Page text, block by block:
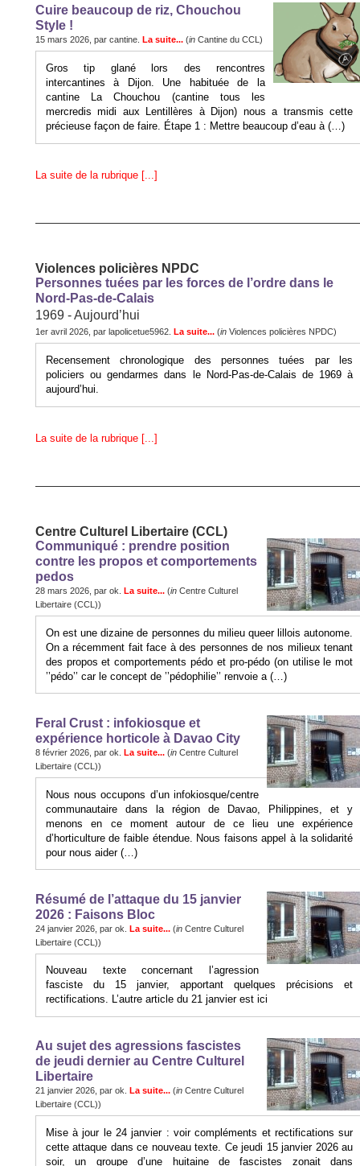
Cuire beaucoup de riz, Chouchou
Style !
15 mars 2026, par cantine. La suite... (in Cantine du CCL)
Gros tip glané lors des rencontres
intercantines à Dijon. Une habituée de la
cantine La Chouchou (cantine tous les
mercredis midi aux Lentillères à Dijon) nous a transmis cette
précieuse façon de faire. Étape 1 : Mettre beaucoup d’eau à (…)
La suite de la rubrique [...]
Violences policières NPDC
Personnes tuées par les forces de l’ordre dans le
Nord-Pas-de-Calais
1969 - Aujourd’hui
1er avril 2026, par lapolicetue5962. La suite... (in Violences policières NPDC)
Recensement chronologique des personnes tuées par les
policiers ou gendarmes dans le Nord-Pas-de-Calais de 1969 à
aujourd’hui.
La suite de la rubrique [...]
Centre Culturel Libertaire (CCL)
Communiqué : prendre position
contre les propos et comportements
pedos
28 mars 2026, par ok. La suite... (in Centre Culturel
Libertaire (CCL))
On est une dizaine de personnes du milieu queer lillois autonome.
On a récemment fait face à des personnes de nos milieux tenant
des propos et comportements pédo et pro-pédo (on utilise le mot
’’pédo’’ car le concept de ’’pédophilie’’ renvoie a (…)
Feral Crust : infokiosque et
expérience horticole à Davao City
8 février 2026, par ok. La suite... (in Centre Culturel
Libertaire (CCL))
Nous nous occupons d’un infokiosque/centre
communautaire dans la région de Davao, Philippines, et y
menons en ce moment autour de ce lieu une expérience
d’horticulture de faible étendue. Nous faisons appel à la solidarité
pour nous aider (…)
Résumé de l’attaque du 15 janvier
2026 : Faisons Bloc
24 janvier 2026, par ok. La suite... (in Centre Culturel
Libertaire (CCL))
Nouveau texte concernant l’agression
fasciste du 15 janvier, apportant quelques précisions et
rectifications. L’autre article du 21 janvier est ici
Au sujet des agressions fascistes
de jeudi dernier au Centre Culturel
Libertaire
21 janvier 2026, par ok. La suite... (in Centre Culturel
Libertaire (CCL))
Mise à jour le 24 janvier : voir compléments et rectifications sur
cette attaque dans ce nouveau texte. Ce jeudi 15 janvier 2026 au
soir, un groupe d’une huitaine de fascistes zonait dans